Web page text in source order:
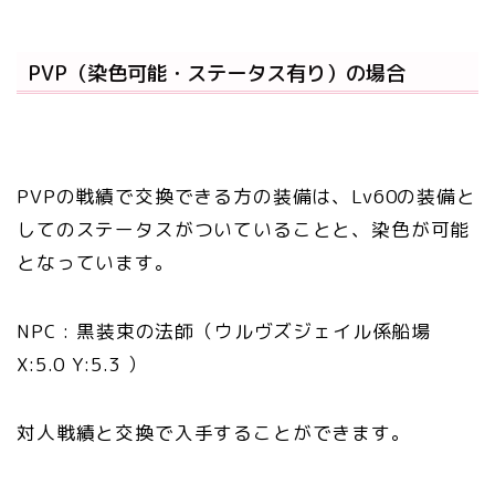
PVP（染色可能・ステータス有り）の場合
PVPの戦績で交換できる方の装備は、Lv60の装備と
してのステータスがついていることと、染色が可能
となっています。
NPC : 黒装束の法師 （ウルヴズジェイル係船場
X:5.0 Y:5.3 ）
対人戦績と交換で入手することができます。